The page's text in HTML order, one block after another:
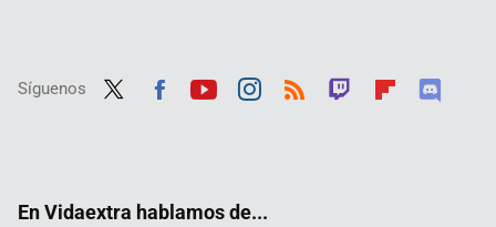
Síguenos
En Vidaextra hablamos de...